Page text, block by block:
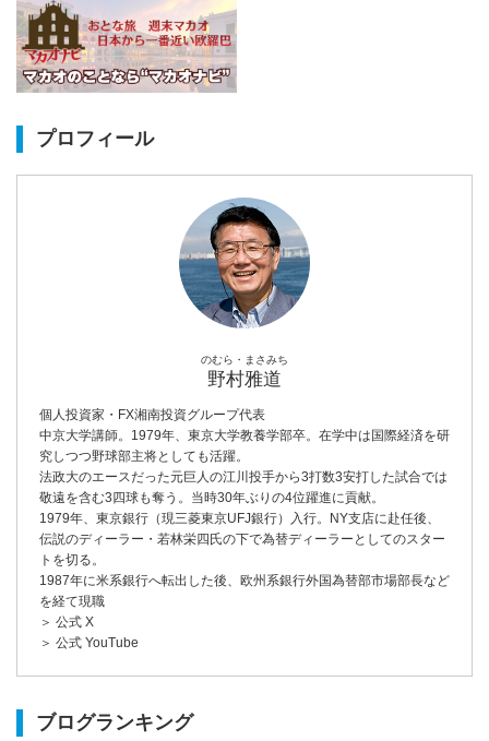
プロフィール
のむら・まさみち
野村雅道
個人投資家・FX湘南投資グループ代表
中京大学講師。1979年、東京大学教養学部卒。在学中は国際経済を研
究しつつ野球部主将としても活躍。
法政大のエースだった元巨人の江川投手から3打数3安打した試合では
敬遠を含む3四球も奪う。当時30年ぶりの4位躍進に貢献。
1979年、東京銀行（現三菱東京UFJ銀行）入行。NY支店に赴任後、
伝説のディーラー・若林栄四氏の下で為替ディーラーとしてのスター
トを切る。
1987年に米系銀行へ転出した後、欧州系銀行外国為替部市場部長など
を経て現職
＞ 公式 X
＞ 公式 YouTube
ブログランキング